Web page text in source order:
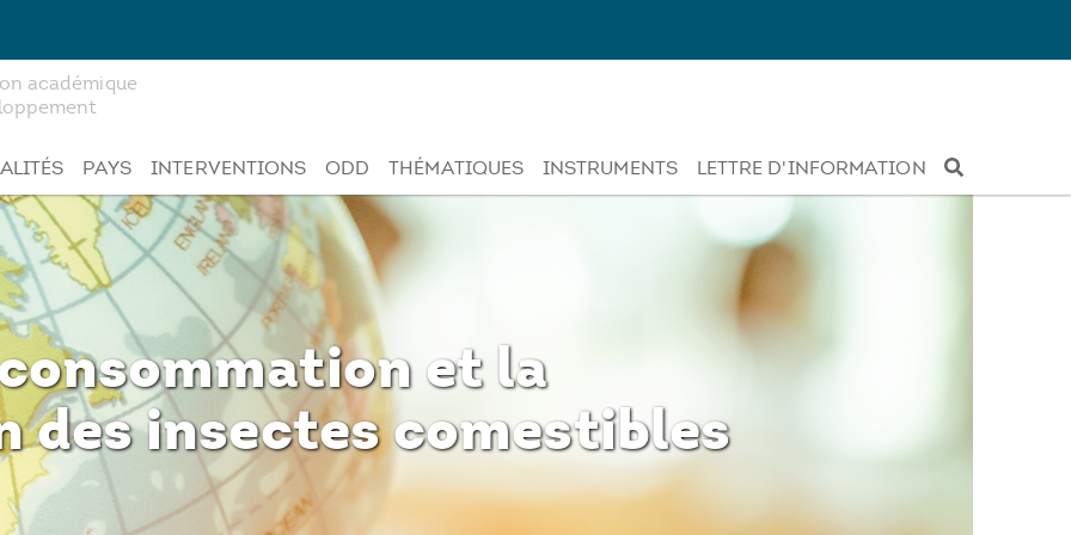
académique
PAYS INTERVENTIONS ODD THÉMATIQUES INSTRUMENTS LETTRE D'INFORMATION
et la
insectes comestibles